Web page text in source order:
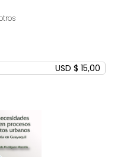
USD $ 15,00